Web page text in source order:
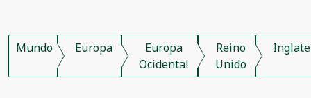
Mundo Europa
Europa
Ocidental
Reino
Unido